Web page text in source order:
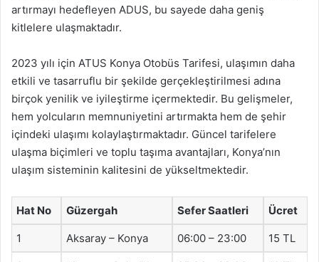
artırmayı hedefleyen ADUS, bu sayede daha geniş
kitlelere ulaşmaktadır.
2023 yılı için ATUS Konya Otobüs Tarifesi, ulaşımın daha
etkili ve tasarruflu bir şekilde gerçekleştirilmesi adına
birçok yenilik ve iyileştirme içermektedir. Bu gelişmeler,
hem yolcuların memnuniyetini artırmakta hem de şehir
içindeki ulaşımı kolaylaştırmaktadır. Güncel tarifelere
ulaşma biçimleri ve toplu taşıma avantajları, Konya’nın
ulaşım sisteminin kalitesini de yükseltmektedir.
Hat No Güzergah Sefer Saatleri Ücret
1 Aksaray – Konya 06:00 – 23:00 15 TL